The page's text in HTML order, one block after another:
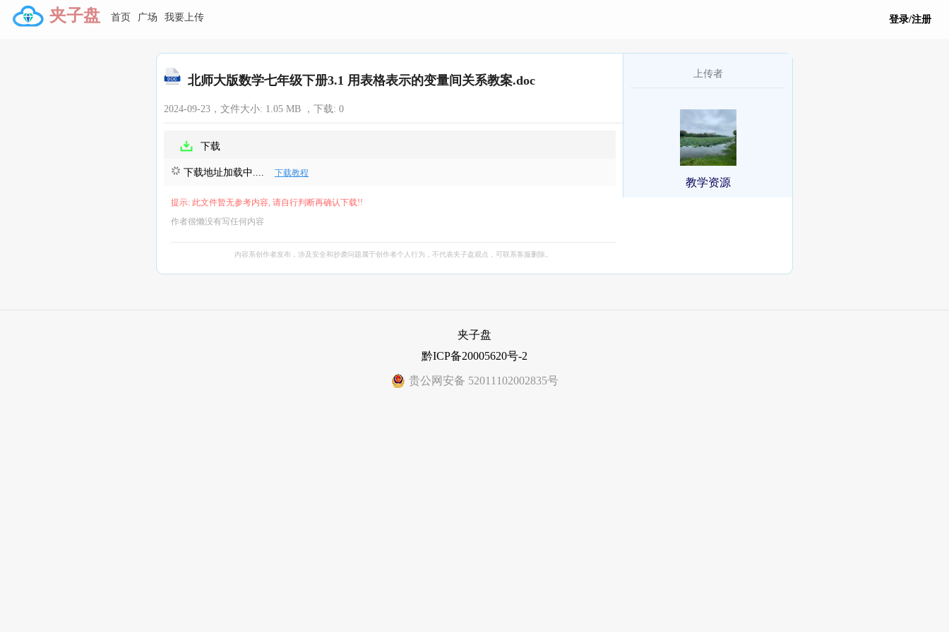
夹子盘 首页 广场 我要上传 登录/注册
上传者
教学资源
北师大版数学七年级下册3.1 用表格表示的变量间关系教案.doc
2024-09-23，文件大小: 1.05 MB ，下载: 0
下载
下载地址加载中.... 下载教程
提示: 此文件暂无参考内容, 请自行判断再确认下载!!
作者很懒没有写任何内容
内容系创作者发布，涉及安全和抄袭问题属于创作者个人行为，不代表夹子盘观点，可联系客服删除。
夹子盘
黔ICP备20005620号-2
贵公网安备 52011102002835号